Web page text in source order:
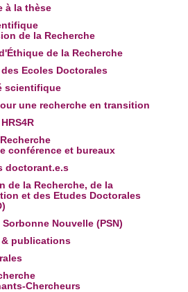
à la thèse
de la Recherche
de la Recherche
Ecoles Doctorales
scientifique
une recherche en transition
conférence et bureaux
doctorant.e.s
de la Recherche, de la
et des Etudes Doctorales
Sorbonne Nouvelle (PSN)
& publications
Chercheurs